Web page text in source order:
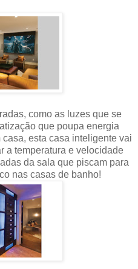
como as luzes que se
que poupa energia
esta casa inteligente vai
a temperatura e velocidade
da sala que piscam para
nas casas de banho!